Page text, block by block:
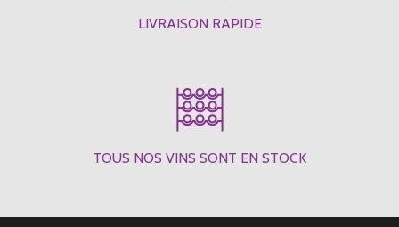
LIVRAISON RAPIDE
TOUS NOS VINS SONT EN STOCK